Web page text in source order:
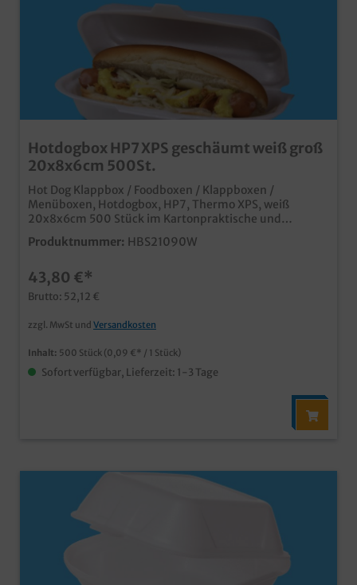
Hotdogbox HP7 XPS geschäumt weiß groß
20x8x6cm 500St.
Hot Dog Klappbox / Foodboxen / Klappboxen /
Menüboxen, Hotdogbox, HP7, Thermo XPS, weiß
20x8x6cm 500 Stück im Kartonpraktische und
günstige SnackboxThermo XPS Materialideal für
Hotdogs im To Go und Außerhausverkauf
Produktnummer: HBS21090W
43,80 €*
Brutto: 52,12 €
zzgl. MwSt und Versandkosten
Inhalt: 500 Stück (0,09 €* / 1 Stück)
Sofort verfügbar, Lieferzeit: 1-3 Tage